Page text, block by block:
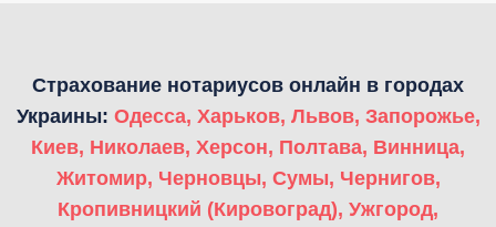
Страхование нотариусов онлайн в городах
Украины: Одесса, Харьков, Львов, Запорожье,
Киев, Николаев, Херсон, Полтава, Винница,
Житомир, Черновцы, Сумы, Чернигов,
Кропивницкий (Кировоград), Ужгород,